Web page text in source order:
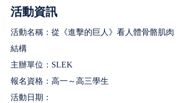
活動資訊
活動名稱：從《進擊的巨人》看人體骨骼肌肉
結構
主辦單位：SLEK
報名資格：高一～高三學生
活動日期：